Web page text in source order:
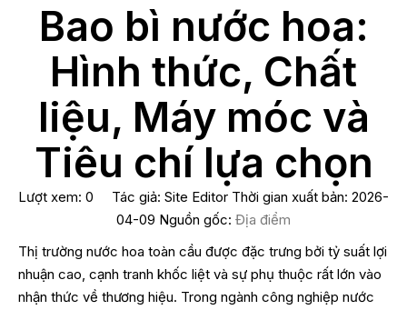
Bao bì nước hoa:
Hình thức, Chất
liệu, Máy móc và
Tiêu chí lựa chọn
Lượt xem: 0 Tác giả: Site Editor Thời gian xuất bản: 2026-
04-09 Nguồn gốc: Địa điểm
Thị trường nước hoa toàn cầu được đặc trưng bởi tỷ suất lợi
nhuận cao, cạnh tranh khốc liệt và sự phụ thuộc rất lớn vào
nhận thức về thương hiệu. Trong ngành công nghiệp nước